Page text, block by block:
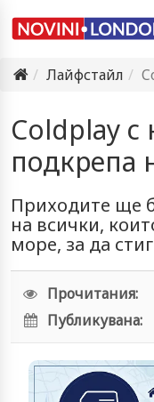
Лайфстайл
Coldplay с
подкрепа
Приходите ще
на всички,
море, за да
Прочитания:
Публикувана: